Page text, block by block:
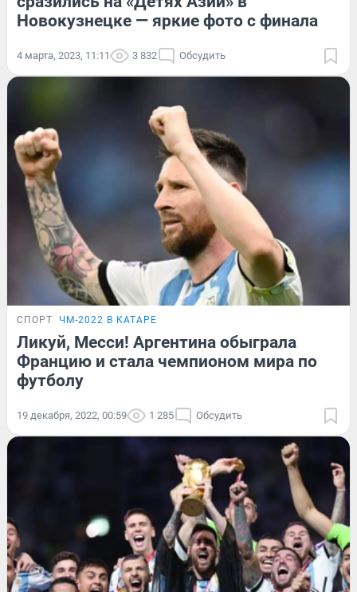
Новокузнецке — яркие фото с финала
4 марта, 2023, 11:11 3 832 Обсудить
СПОРТ ЧМ-2022 В КАТАРЕ
Ликуй, Месси! Аргентина обыграла
Францию и стала чемпионом мира по
футболу
19 декабря, 2022, 00:59 1 285 Обсудить